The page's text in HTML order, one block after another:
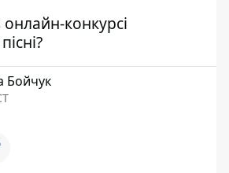
конкурсі
Бойчук